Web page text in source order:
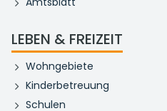
LEBEN & FREIZEIT
Wohngebiete
Kinderbetreuung
Schulen